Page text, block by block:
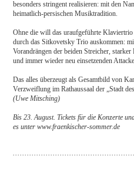
besonders stringent realisieren: mit den
heimatlich-persischen Musiktradition.
Ohne die will das uraufgeführte
durch das Sitkovetsky Trio auskommen:
Vorandrängen der beiden Streicher,
und immer wieder neu einsetzenden
Das alles überzeugt als Gesamtbild von
Verzweiflung im Rathaussaal der „Stadt
(Uwe Mitsching)
Bis 23. August. Tickets für die Konzerte
es unter www.fraenkischer-sommer.de